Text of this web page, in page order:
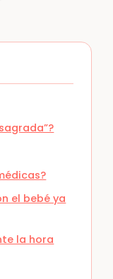
el bebé ya
la hora